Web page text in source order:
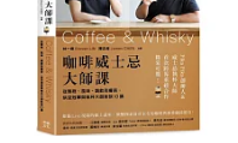
作者 (可複選)